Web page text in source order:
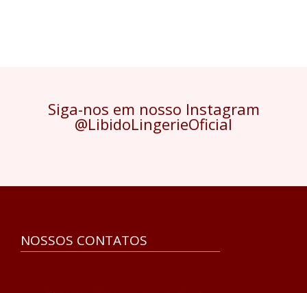
Siga-nos em nosso Instagram
@LibidoLingerieOficial
NOSSOS CONTATOS